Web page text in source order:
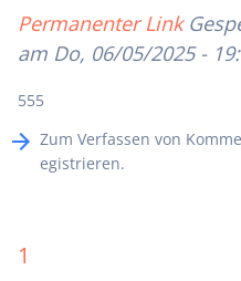
Permanenter Link
am Do, 06/05/2025 -
555
Zum Verfassen von
egistrieren.
1